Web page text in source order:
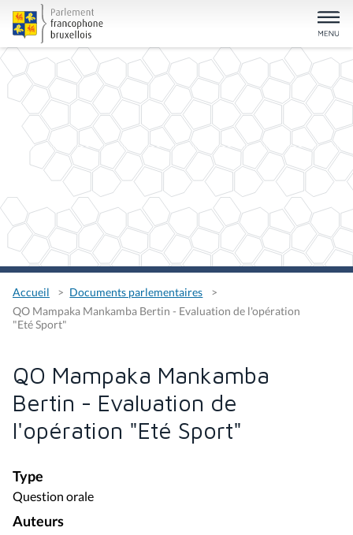
Accueil
Documents parlementaires
QO Mampaka Mankamba Bertin - Evaluation de l'opération
"Eté Sport"
QO Mampaka Mankamba
Bertin - Evaluation de
l'opération "Eté Sport"
Type
Question orale
Auteurs